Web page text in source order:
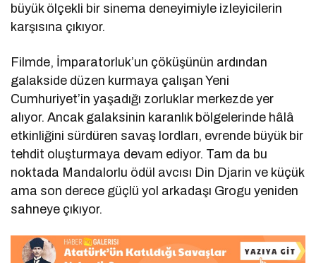
büyük ölçekli bir sinema deneyimiyle izleyicilerin
karşısına çıkıyor.
Filmde, İmparatorluk’un çöküşünün ardından
galakside düzen kurmaya çalışan Yeni
Cumhuriyet’in yaşadığı zorluklar merkezde yer
alıyor. Ancak galaksinin karanlık bölgelerinde hâlâ
etkinliğini sürdüren savaş lordları, evrende büyük bir
tehdit oluşturmaya devam ediyor. Tam da bu
noktada Mandalorlu ödül avcısı Din Djarin ve küçük
ama son derece güçlü yol arkadaşı Grogu yeniden
sahneye çıkıyor.